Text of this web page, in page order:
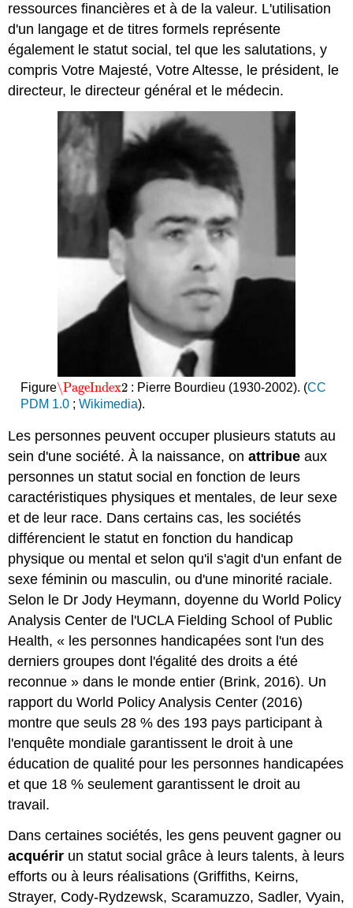
ressources financières et à de la valeur. L'utilisation
d'un langage et de titres formels représente
également le statut social, tel que les salutations, y
compris Votre Majesté, Votre Altesse, le président, le
directeur, le directeur général et le médecin.
Figure\PageIndex2
\PageIndex2 : Pierre Bourdieu (1930-2002). (CC
PDM 1.0; Wikimedia).
Les personnes peuvent occuper plusieurs statuts au
sein d'une société. À la naissance, onattribue aux
personnes un statut social en fonction de leurs
caractéristiques physiques et mentales, de leur sexe
et de leur race. Dans certains cas, les sociétés
différencient le statut en fonction du handicap
physique ou mental et selon qu'il s'agit d'un enfant de
sexe féminin ou masculin, ou d'une minorité raciale.
Selon le Dr Jody Heymann, doyenne du World Policy
Analysis Center de l'UCLA Fielding School of Public
Health, « les personnes handicapées sont l'un des
derniers groupes dont l'égalité des droits a été
reconnue » dans le monde entier (Brink, 2016). Un
rapport du World Policy Analysis Center (2016)
montre que seuls 28 % des 193 pays participant à
l'enquête mondiale garantissent le droit à une
éducation de qualité pour les personnes handicapées
et que 18 % seulement garantissent le droit au
travail.
Dans certaines sociétés, les gens peuvent gagner ou
acquérir un statut social grâce à leurs talents, à leurs
efforts ou à leurs réalisations (Griffiths, Keirns,
Strayer, Cody-Rydzewsk, Scaramuzzo, Sadler, Vyain,